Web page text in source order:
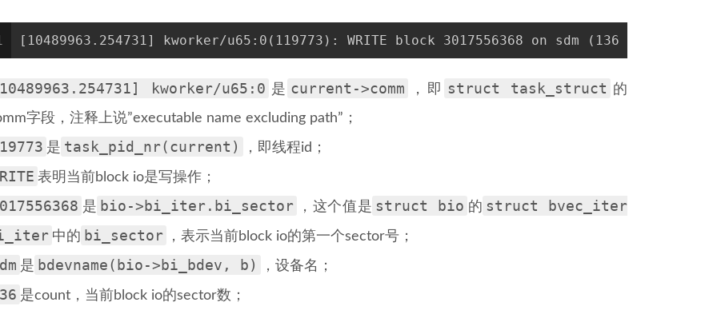
[10489963.254731] kworker/u65:0(119773): WRITE block 3017556368 on sdm (136 sectors)
kworker/u65:0 是 current->comm ，即 struct task_struct 的
字段，注释上说”executable name excluding path”；
是 task_pid_nr(current) ，即线程id；
表明当前block io是写操作；
是 bio->bi_iter.bi_sector ，这个值是 struct bio 的 struct bvec_iter
中的 bi_sector ，表示当前block io的第一个sector号；
是 bdevname(bio->bi_bdev, b) ，设备名；
是count，当前block io的sector数；